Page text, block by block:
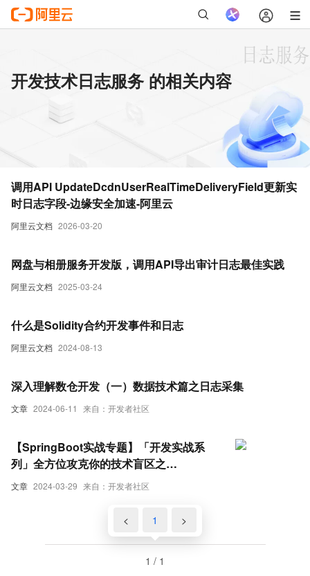
开发技术日志服务 的相关内容
阿里云文档 2026-03-20
调用API UpdateDcdnUserRealTimeDeliveryField更新实
时日志字段-边缘安全加速-阿里云
阿里云文档 2025-03-24
网盘与相册服务开发版，调用API导出审计日志最佳实践
阿里云文档 2024-08-13
什么是Solidity合约开发事件和日志
文章 2024-06-11 来自：开发者社区
深入理解数仓开发（一）数据技术篇之日志采集
文章 2024-03-29 来自：开发者社区
【SpringBoot实战专题】「开发实战系
列」全方位攻克你的技术盲区之
SpringBoot整合众多日志管理系统服务
< 1 >
1 / 1